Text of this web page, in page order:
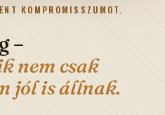
KOMPROMISSZUMOT.
–
nem csak
jól is állnak.